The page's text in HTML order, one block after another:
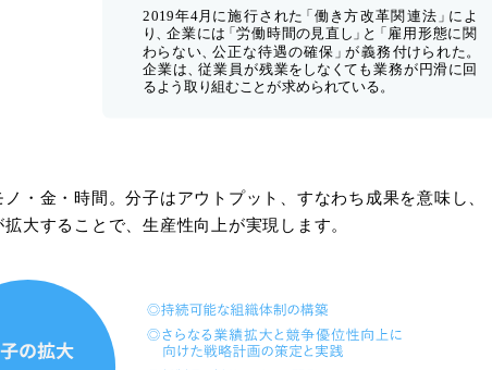
・金・時間。分子はアウトプット、すなわち成果を意味し、
大することで、生産性向上が実現します。